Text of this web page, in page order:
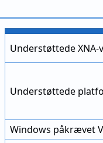
Understøttede XNA-
Understøttede
Windows påkrævet